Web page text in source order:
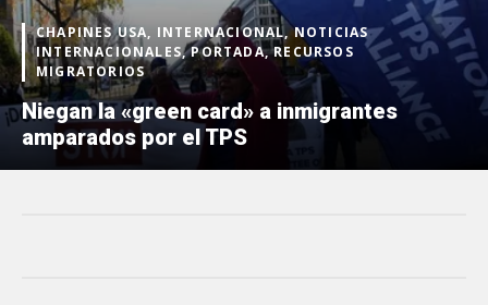
CHAPINES USA, INTERNACIONAL, NOTICIAS
INTERNACIONALES, PORTADA, RECURSOS
MIGRATORIOS
Niegan la «green card» a inmigrantes
amparados por el TPS